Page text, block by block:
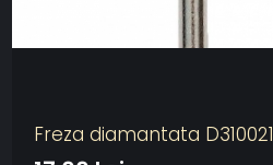
Freza diamantata D310021